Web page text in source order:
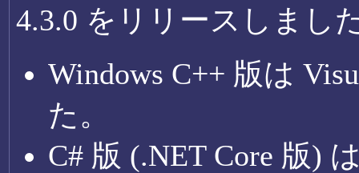
4.3.0 をリリースしまし
Windows C++ 版は
た。
C# 版 (.NET Core 版)